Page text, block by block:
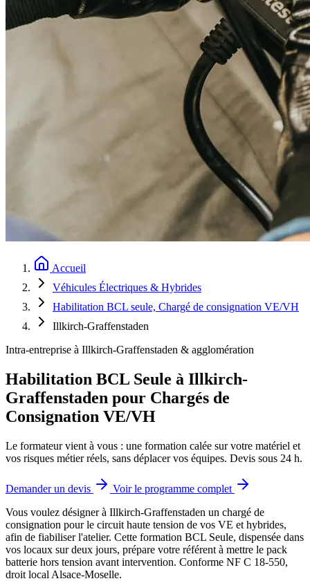
Accueil
Véhicules Électriques & Hybrides
Habilitation BCL seule, Chargé de consignation VE/VH
Illkirch-Graffenstaden
Intra-entreprise à Illkirch-Graffenstaden & agglomération
Habilitation BCL Seule à Illkirch-
Graffenstaden pour Chargés de
Consignation VE/VH
Le formateur vient à vous : une formation calée sur votre matériel et
vos risques métier réels, sans déplacer vos équipes. Devis sous 24 h.
Demander un devis
Voir le programme complet
Vous voulez désigner à Illkirch-Graffenstaden un chargé de
consignation pour le circuit haute tension de vos VE et hybrides,
afin de fiabiliser l'atelier. Cette formation BCL Seule, dispensée dans
vos locaux sur deux jours, prépare votre référent à mettre le pack
batterie hors tension avant intervention. Conforme NF C 18-550,
droit local Alsace-Moselle.